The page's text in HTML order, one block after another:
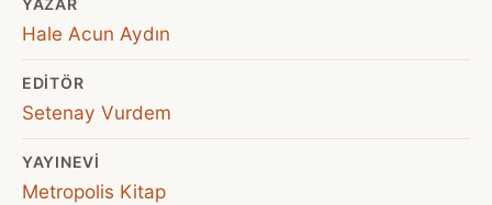
YAZAR
Hale Acun Aydın
EDITÖR
Setenay Vurdem
YAYINEVI
Metropolis Kitap